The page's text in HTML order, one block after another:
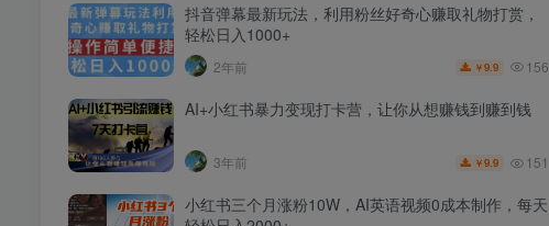
抖音弹幕最新玩法，利用粉丝好奇心赚取礼物打赏，
轻松日入1000+
2年前 ￥9.9 156
AI+小红书暴力变现打卡营，让你从想赚钱到赚到钱
3年前 ￥9.9 151
小红书三个月涨粉10W，AI英语视频0成本制作，每天